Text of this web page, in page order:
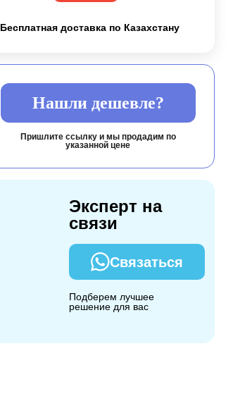
Бесплатная доставка по Казахстану
Нашли дешевле?
Пришлите ссылку и мы продадим по
указанной цене
Эксперт на
связи
Связаться
Подберем лучшее
решение для вас